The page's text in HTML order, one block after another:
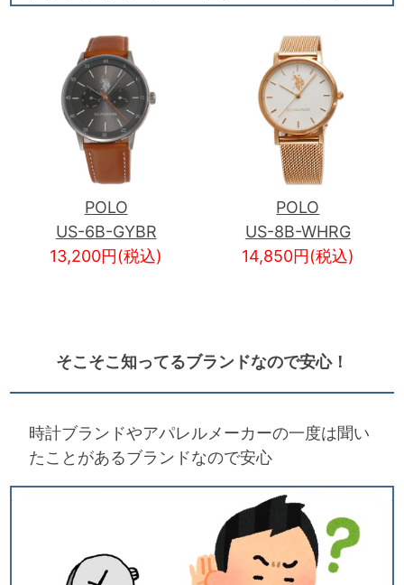
POLO
US-6B-GYBR
13,200円(税込)
POLO
US-8B-WHRG
14,850円(税込)
そこそこ知ってるブランドなので安心！
時計ブランドやアパレルメーカーの一度は聞い
たことがあるブランドなので安心